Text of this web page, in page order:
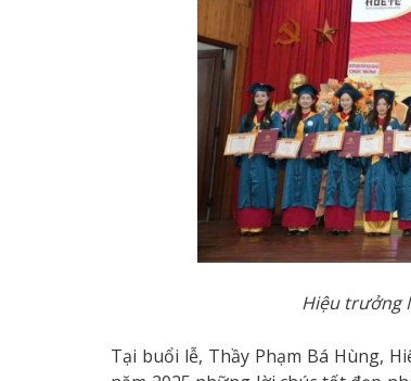
Hiệu trưởng
Tại buổi lễ, Thầy Phạm Bá Hùng,